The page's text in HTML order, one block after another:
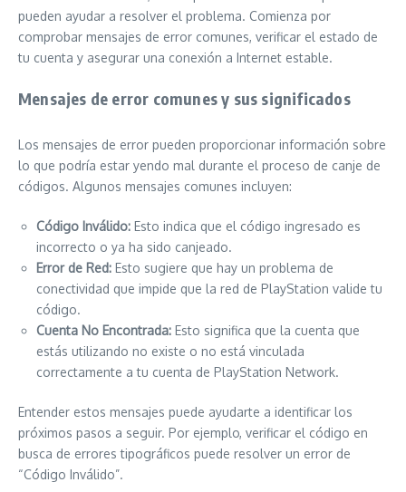
pueden ayudar a resolver el problema. Comienza por
comprobar mensajes de error comunes, verificar el estado de
tu cuenta y asegurar una conexión a Internet estable.
Mensajes de error comunes y sus significados
Los mensajes de error pueden proporcionar información sobre
lo que podría estar yendo mal durante el proceso de canje de
códigos. Algunos mensajes comunes incluyen:
Código Inválido: Esto indica que el código ingresado es
incorrecto o ya ha sido canjeado.
Error de Red: Esto sugiere que hay un problema de
conectividad que impide que la red de PlayStation valide tu
código.
Cuenta No Encontrada: Esto significa que la cuenta que
estás utilizando no existe o no está vinculada
correctamente a tu cuenta de PlayStation Network.
Entender estos mensajes puede ayudarte a identificar los
próximos pasos a seguir. Por ejemplo, verificar el código en
busca de errores tipográficos puede resolver un error de
“Código Inválido”.